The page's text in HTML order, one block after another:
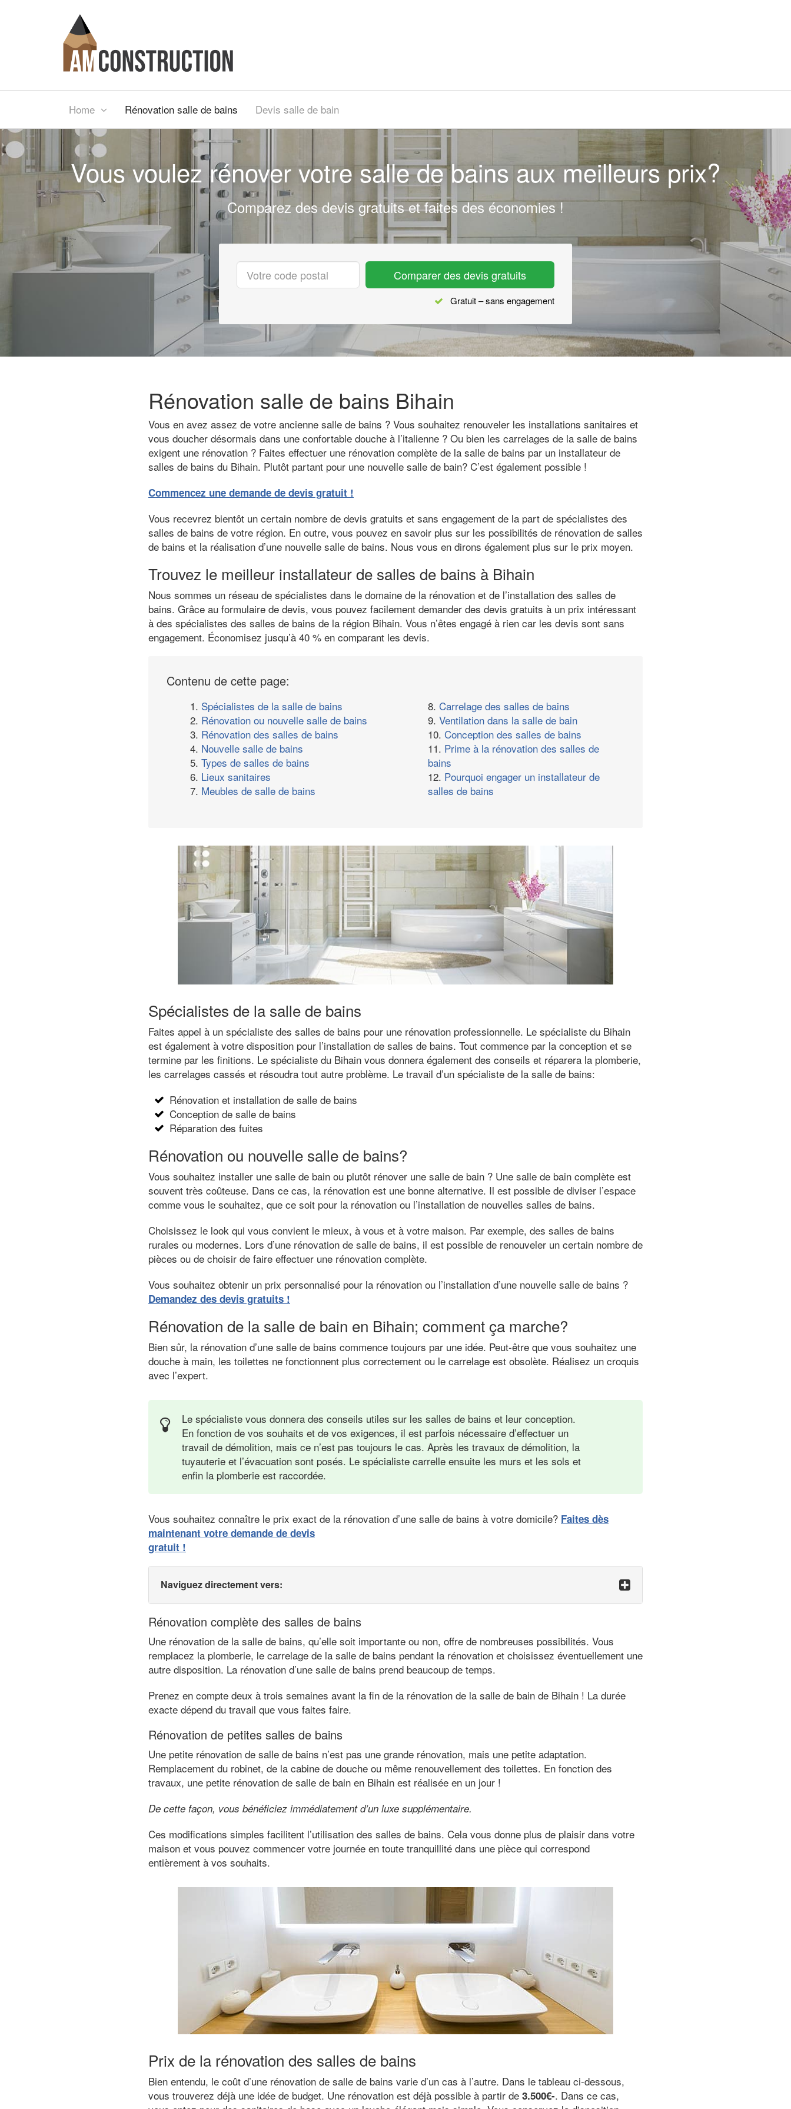
Home Rénovation salle de bains Devis salle de bain
Vous voulez rénover votre salle de bains aux meilleurs prix?
Comparez des devis gratuits et faites des économies !
Comparer des devis gratuits
Gratuit – sans engagement
Rénovation salle de bains Bihain
Vous en avez assez de votre ancienne salle de bains ? Vous souhaitez renouveler les installations sanitaires et
vous doucher désormais dans une confortable douche à l’italienne ? Ou bien les carrelages de la salle de bains
exigent une rénovation ? Faites effectuer une rénovation complète de la salle de bains par un installateur de
salles de bains du Bihain. Plutôt partant pour une nouvelle salle de bain? C’est également possible !
Commencez une demande de devis gratuit !
Vous recevrez bientôt un certain nombre de devis gratuits et sans engagement de la part de spécialistes des
salles de bains de votre région. En outre, vous pouvez en savoir plus sur les possibilités de rénovation de salles
de bains et la réalisation d’une nouvelle salle de bains. Nous vous en dirons également plus sur le prix moyen.
Trouvez le meilleur installateur de salles de bains à Bihain
Nous sommes un réseau de spécialistes dans le domaine de la rénovation et de l’installation des salles de
bains. Grâce au formulaire de devis, vous pouvez facilement demander des devis gratuits à un prix intéressant
à des spécialistes des salles de bains de la région Bihain. Vous n’êtes engagé à rien car les devis sont sans
engagement. Économisez jusqu’à 40 % en comparant les devis.
Contenu de cette page:
1. Spécialistes de la salle de bains
2. Rénovation ou nouvelle salle de bains
3. Rénovation des salles de bains
4. Nouvelle salle de bains
5. Types de salles de bains
6. Lieux sanitaires
7. Meubles de salle de bains
8. Carrelage des salles de bains
9. Ventilation dans la salle de bain
10. Conception des salles de bains
11. Prime à la rénovation des salles de
bains
12. Pourquoi engager un installateur de
salles de bains
Spécialistes de la salle de bains
Faites appel à un spécialiste des salles de bains pour une rénovation professionnelle. Le spécialiste du Bihain
est également à votre disposition pour l’installation de salles de bains. Tout commence par la conception et se
termine par les finitions. Le spécialiste du Bihain vous donnera également des conseils et réparera la plomberie,
les carrelages cassés et résoudra tout autre problème. Le travail d’un spécialiste de la salle de bains:
Rénovation et installation de salle de bains
Conception de salle de bains
Réparation des fuites
Rénovation ou nouvelle salle de bains?
Vous souhaitez installer une salle de bain ou plutôt rénover une salle de bain ? Une salle de bain complète est
souvent très coûteuse. Dans ce cas, la rénovation est une bonne alternative. Il est possible de diviser l’espace
comme vous le souhaitez, que ce soit pour la rénovation ou l’installation de nouvelles salles de bains.
Choisissez le look qui vous convient le mieux, à vous et à votre maison. Par exemple, des salles de bains
rurales ou modernes. Lors d’une rénovation de salle de bains, il est possible de renouveler un certain nombre de
pièces ou de choisir de faire effectuer une rénovation complète.
Vous souhaitez obtenir un prix personnalisé pour la rénovation ou l’installation d’une nouvelle salle de bains ?
Demandez des devis gratuits !
Rénovation de la salle de bain en Bihain; comment ça marche?
Bien sûr, la rénovation d’une salle de bains commence toujours par une idée. Peut-être que vous souhaitez une
douche à main, les toilettes ne fonctionnent plus correctement ou le carrelage est obsolète. Réalisez un croquis
avec l’expert.
Le spécialiste vous donnera des conseils utiles sur les salles de bains et leur conception.
En fonction de vos souhaits et de vos exigences, il est parfois nécessaire d’effectuer un
travail de démolition, mais ce n’est pas toujours le cas. Après les travaux de démolition, la
tuyauterie et l’évacuation sont posés. Le spécialiste carrelle ensuite les murs et les sols et
enfin la plomberie est raccordée.
Vous souhaitez connaître le prix exact de la rénovation d’une salle de bains à votre domicile? Faites dès
maintenant votre demande de devis
gratuit !
Naviguez directement vers:
Rénovation complète des salles de bains
Une rénovation de la salle de bains, qu’elle soit importante ou non, offre de nombreuses possibilités. Vous
remplacez la plomberie, le carrelage de la salle de bains pendant la rénovation et choisissez éventuellement une
autre disposition. La rénovation d’une salle de bains prend beaucoup de temps.
Prenez en compte deux à trois semaines avant la fin de la rénovation de la salle de bain de Bihain ! La durée
exacte dépend du travail que vous faites faire.
Rénovation de petites salles de bains
Une petite rénovation de salle de bains n’est pas une grande rénovation, mais une petite adaptation.
Remplacement du robinet, de la cabine de douche ou même renouvellement des toilettes. En fonction des
travaux, une petite rénovation de salle de bain en Bihain est réalisée en un jour !
De cette façon, vous bénéficiez immédiatement d’un luxe supplémentaire.
Ces modifications simples facilitent l’utilisation des salles de bains. Cela vous donne plus de plaisir dans votre
maison et vous pouvez commencer votre journée en toute tranquillité dans une pièce qui correspond
entièrement à vos souhaits.
Prix de la rénovation des salles de bains
Bien entendu, le coût d’une rénovation de salle de bains varie d’un cas à l’autre. Dans le tableau ci-dessous,
vous trouverez déjà une idée de budget. Une rénovation est déjà possible à partir de 3.500€-. Dans ce cas,